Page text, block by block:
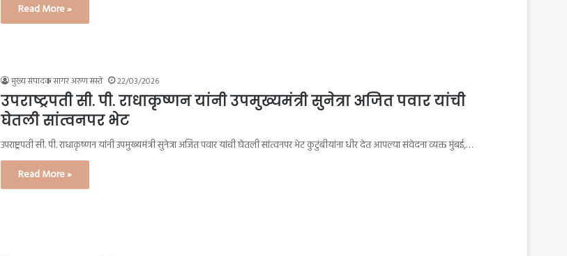
Read More »
मुख्य संपादक सागर अरुण सस्ते 22/03/2026
उपराष्ट्रपती सी. पी. राधाकृष्णन यांनी उपमुख्यमंत्री सुनेत्रा अजित पवार यांची
घेतली सांत्वनपर भेट
उपराष्ट्रपती सी. पी. राधाकृष्णन यांनी उपमुख्यमंत्री सुनेत्रा अजित पवार यांची घेतली सांत्वनपर भेट कुटुंबीयांना धीर देत आपल्या संवेदना व्यक्त मुंबई,…
Read More »